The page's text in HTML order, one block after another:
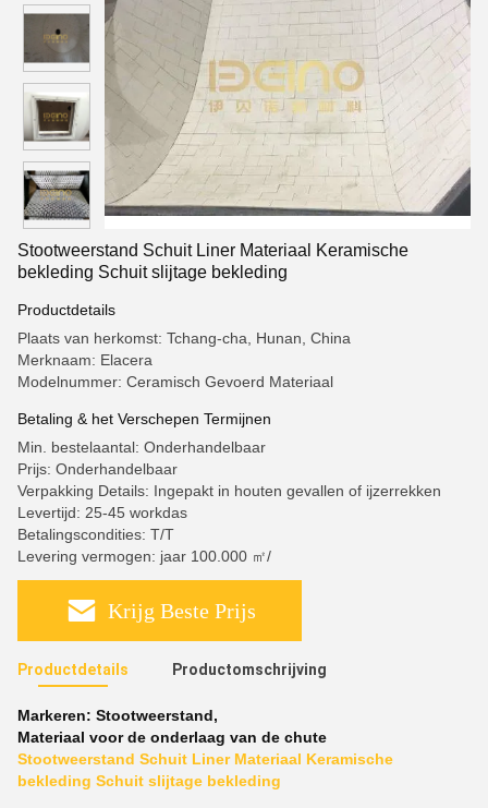
Stootweerstand Schuit Liner Materiaal Keramische
bekleding Schuit slijtage bekleding
Productdetails
Plaats van herkomst: Tchang-cha, Hunan, China
Merknaam: Elacera
Modelnummer: Ceramisch Gevoerd Materiaal
Betaling & het Verschepen Termijnen
Min. bestelaantal: Onderhandelbaar
Prijs: Onderhandelbaar
Verpakking Details: Ingepakt in houten gevallen of ijzerrekken
Levertijd: 25-45 workdas
Betalingscondities: T/T
Levering vermogen: jaar 100.000 ㎡/
Krijg Beste Prijs
Productdetails Productomschrijving
Markeren: Stootweerstand,
Materiaal voor de onderlaag van de chute
Stootweerstand Schuit Liner Materiaal Keramische
bekleding Schuit slijtage bekleding